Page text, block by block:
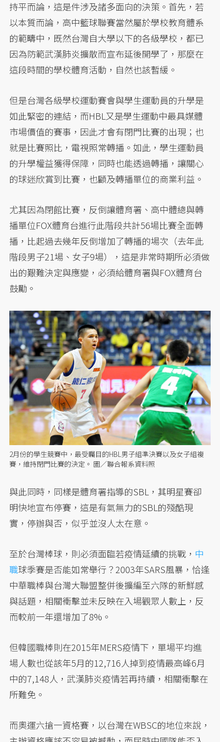
持平而論，這是件涉及諸多面向的決策。首先，若
以本質而論，高中籃球聯賽當然屬於學校教育體系
的範疇中，既然台灣自大學以下的各級學校，都已
因為防範武漢肺炎擴散而宣布延後開學了，那麼在
這段時間的學校體育活動，自然也該暫緩。
但是台灣各級學校運動賽會與學生運動員的升學是
如此緊密的連結，而HBL又是學生運動中最具媒體
市場價值的賽事，因此才會有閉門比賽的出現；也
就是比賽照比，電視照常轉播。如此，學生運動員
的升學權益獲得保障，同時也能透過轉播，讓關心
的球迷欣賞到比賽，也顧及轉播單位的商業利益。
尤其因為閉館比賽，反倒讓體育署、高中體總與轉
播單位FOX體育台進行此階段共計56場比賽全面轉
播，比起過去幾年反倒增加了轉播的場次（去年此
階段男子21場、女子9場），這是非常時期所必須做
出的艱難決定與應變，必須給體育署與FOX體育台
鼓勵。
2月份的學生競賽中，最受矚目的HBL男子組準決賽以及女子組複
賽，維持閉門比賽的決定。 圖／聯合報系資料照
與此同時，同樣是體育署指導的SBL，其明星賽卻
明快地宣布停賽，這是有氣無力的SBL的殘酷現
實，停辦與否，似乎並沒人太在意。
至於台灣棒球，則必須面臨若疫情延續的挑戰， 中
職球季賽是否能如常舉行？2003年SARS風暴，恰逢
中華職棒與台灣大聯盟整併後擴編至六隊的新鮮感
與話題，相關衝擊並未反映在入場觀眾人數上，反
而較前一年還增加了8%。
但韓國職棒則在2015年MERS疫情下，單場平均進
場人數也從該年5月的12,716人掉到疫情最高峰6月
中的7,148人，武漢肺炎疫情若再持續，相關衝擊在
所難免。
而奧運六搶一資格賽，以台灣在WBSC的地位來說，